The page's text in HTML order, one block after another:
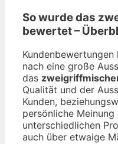
So wurde das
bewertet –
Kundenbewertungen
nach eine große
das
Qualität und der
Kunden,
persönliche
unterschiedlichen
auch über etwaige